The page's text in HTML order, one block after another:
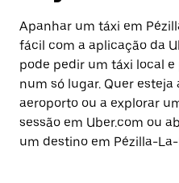
Apanhar um táxi em
fácil com a aplicação da
pode pedir um táxi local
num só lugar. Quer
aeroporto ou a explorar
sessão em Uber.com ou
um destino em Pézilla-La-